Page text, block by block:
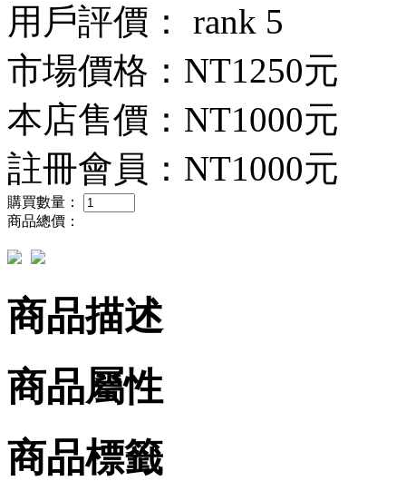
用戶評價：
市場價格： NT1250元
本店售價： NT1000元
註冊會員： NT1000元
購買數量：
商品總價：
商品描述
商品屬性
商品標籤